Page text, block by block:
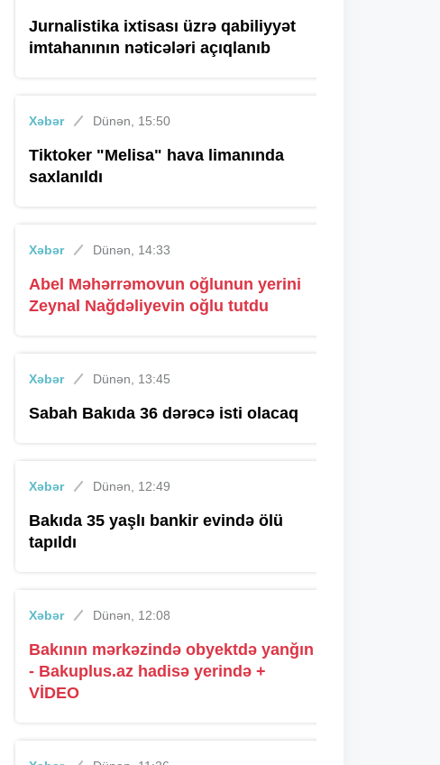
Jurnalistika ixtisası üzrə qabiliyyət
imtahanının nəticələri açıqlanıb
Xəbər Dünən, 15:50
Tiktoker "Melisa" hava limanında
saxlanıldı
Xəbər Dünən, 14:33
Abel Məhərrəmovun oğlunun yerini
Zeynal Nağdəliyevin oğlu tutdu
Xəbər Dünən, 13:45
Sabah Bakıda 36 dərəcə isti olacaq
Xəbər Dünən, 12:49
Bakıda 35 yaşlı bankir evində ölü
tapıldı
Xəbər Dünən, 12:08
Bakının mərkəzində obyektdə yanğın
- Bakuplus.az hadisə yerində +
VİDEO